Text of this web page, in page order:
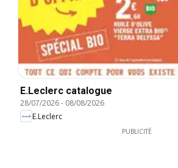
E.Leclerc catalogue
28/07/2026- 08/08/2026
E.Leclerc
PUBLICITÉ